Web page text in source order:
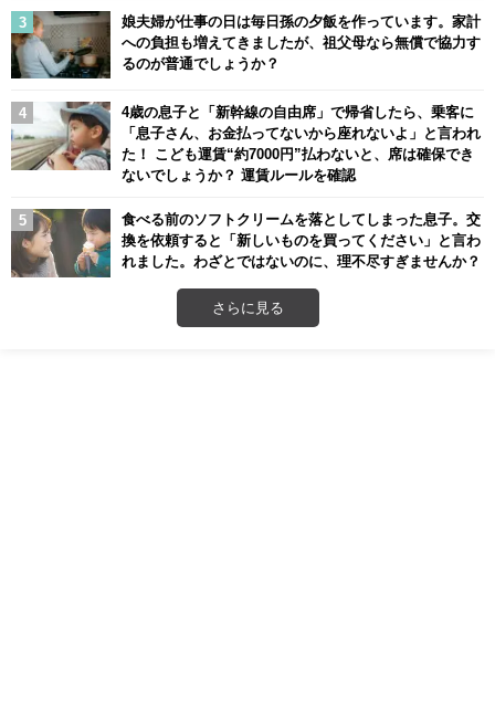
娘夫婦が仕事の日は毎日孫の夕飯を作っています。家計
への負担も増えてきましたが、祖父母なら無償で協力す
るのが普通でしょうか？
4歳の息子と「新幹線の自由席」で帰省したら、乗客に
「息子さん、お金払ってないから座れないよ」と言われ
た！ こども運賃“約7000円”払わないと、席は確保でき
ないでしょうか？ 運賃ルールを確認
食べる前のソフトクリームを落としてしまった息子。交
換を依頼すると「新しいものを買ってください」と言わ
れました。わざとではないのに、理不尽すぎませんか？
さらに見る